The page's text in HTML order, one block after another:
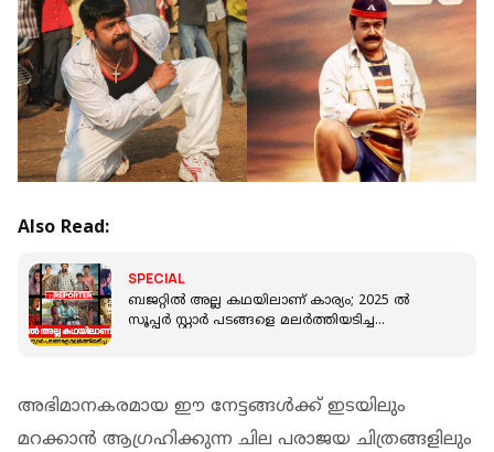
Also Read:
SPECIAL
ബജറ്റിൽ അല്ല കഥയിലാണ് കാര്യം; 2025 ൽ
സൂപ്പർ സ്റ്റാർ പടങ്ങളെ മലർത്തിയടിച്ച
അഭിമാനകരമായ ഈ നേട്ടങ്ങള്‍ക്ക് ഇടയിലും
മറക്കാന്‍ ആഗ്രഹിക്കുന്ന ചില പരാജയ ചിത്രങ്ങളിലും